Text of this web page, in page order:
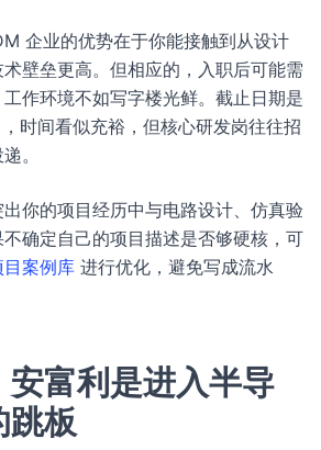
企业的优势在于你能接触到从设计
壁垒更高。但相应的，入职后可能需
作环境不如写字楼光鲜。截止日期是
时间看似充裕，但核心研发岗往往招
。
你的项目经历中与电路设计、仿真验
确定自己的项目描述是否够硬核，可
案例库 进行优化，避免写成流水
安富利是进入半导
跳板